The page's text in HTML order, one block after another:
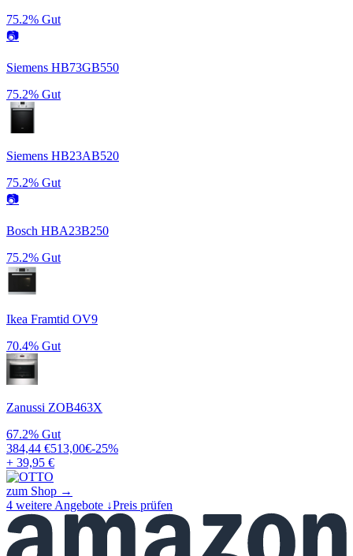
75.2% Gut
📷
Siemens HB73GB550
75.2% Gut
Siemens HB23AB520
75.2% Gut
📷
Bosch HBA23B250
75.2% Gut
Ikea Framtid OV9
70.4% Gut
Zanussi ZOB463X
67.2% Gut
384,44 €513,00€-25%
+ 39,95 €
zum Shop →
4 weitere Angebote ↓Preis prüfen